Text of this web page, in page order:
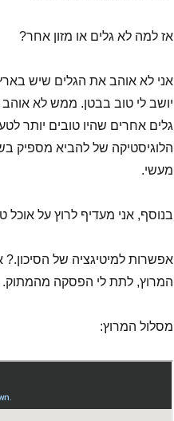
אז למה לא גלים או מזון אחר?
יושב לי טוב בבטן. ממש לא
גלים אחרים שהיו טובים יותר
הלוגיסטיקה של להביא מספיק
מעשי.
בנוסף, אני מעדיף לרוץ על
אפשרות למיטיגציה של
המרוץ, לתת לי הפסקה מהמתוק.
מסלול המרוץ: